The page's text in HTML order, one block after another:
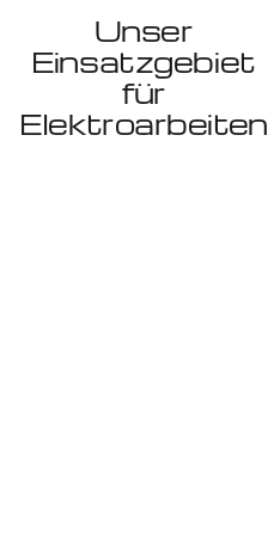
Unser
Einsatzgebiet
für
Elektroarbeiten